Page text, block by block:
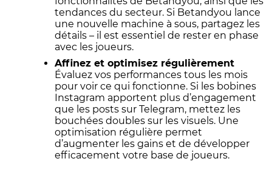
tendances du secteur. Si Betandyou lance
une nouvelle machine à sous, partagez les
détails – il est essentiel de rester en phase
avec les joueurs.
Affinez et optimisez régulièrement
Évaluez vos performances tous les mois
pour voir ce qui fonctionne. Si les bobines
Instagram apportent plus d’engagement
que les posts sur Telegram, mettez les
bouchées doubles sur les visuels. Une
optimisation régulière permet
d’augmenter les gains et de développer
efficacement votre base de joueurs.